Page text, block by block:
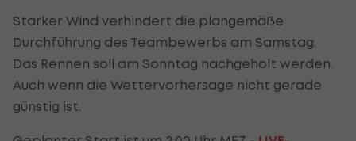
Starker Wind verhindert die plangemäße
Durchführung des Teambewerbs am Samstag.
Das Rennen soll am Sonntag nachgeholt werden.
Auch wenn die Wettervorhersage nicht gerade
günstig ist.